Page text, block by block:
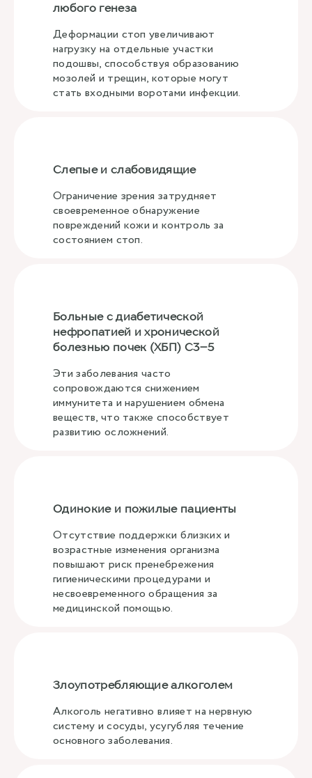
любого генеза
Деформации стоп увеличивают
нагрузку на отдельные участки
подошвы, способствуя образованию
мозолей и трещин, которые могут
стать входными воротами инфекции.
Слепые и слабовидящие
Ограничение зрения затрудняет
своевременное обнаружение
повреждений кожи и контроль за
состоянием стоп.
Больные с диабетической
нефропатией и хронической
болезнью почек (ХБП) C3–5
Эти заболевания часто
сопровождаются снижением
иммунитета и нарушением обмена
веществ, что также способствует
развитию осложнений.
Одинокие и пожилые пациенты
Отсутствие поддержки близких и
возрастные изменения организма
повышают риск пренебрежения
гигиеническими процедурами и
несвоевременного обращения за
медицинской помощью.
Злоупотребляющие алкоголем
Алкоголь негативно влияет на нервную
систему и сосуды, усугубляя течение
основного заболевания.